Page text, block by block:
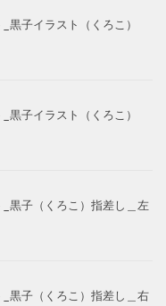
黒子イラスト（くろこ）
黒子イラスト（くろこ）
黒子（くろこ）指差し＿左
黒子（くろこ）指差し＿右